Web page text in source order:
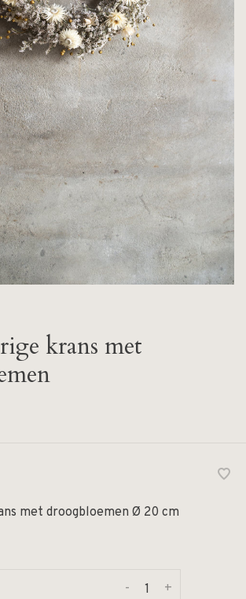
krans met
met droogbloemen Ø 20 cm
+
-